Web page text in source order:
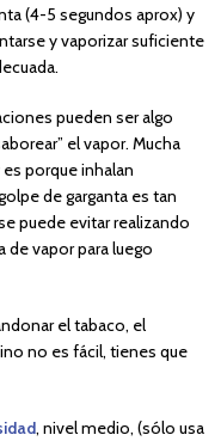
(4-5 segundos aprox) y
y vaporizar suficiente
pueden ser algo
el vapor. Mucha
porque inhalan
de garganta es tan
puede evitar realizando
de vapor para luego
el tabaco, el
no es fácil, tienes que
, nivel medio, (sólo usa